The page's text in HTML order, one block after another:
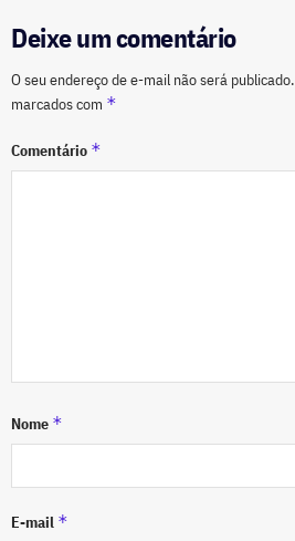
Deixe um comentário
O seu endereço de e-mail não será publicado.
marcados com *
Comentário *
Nome *
E-mail *